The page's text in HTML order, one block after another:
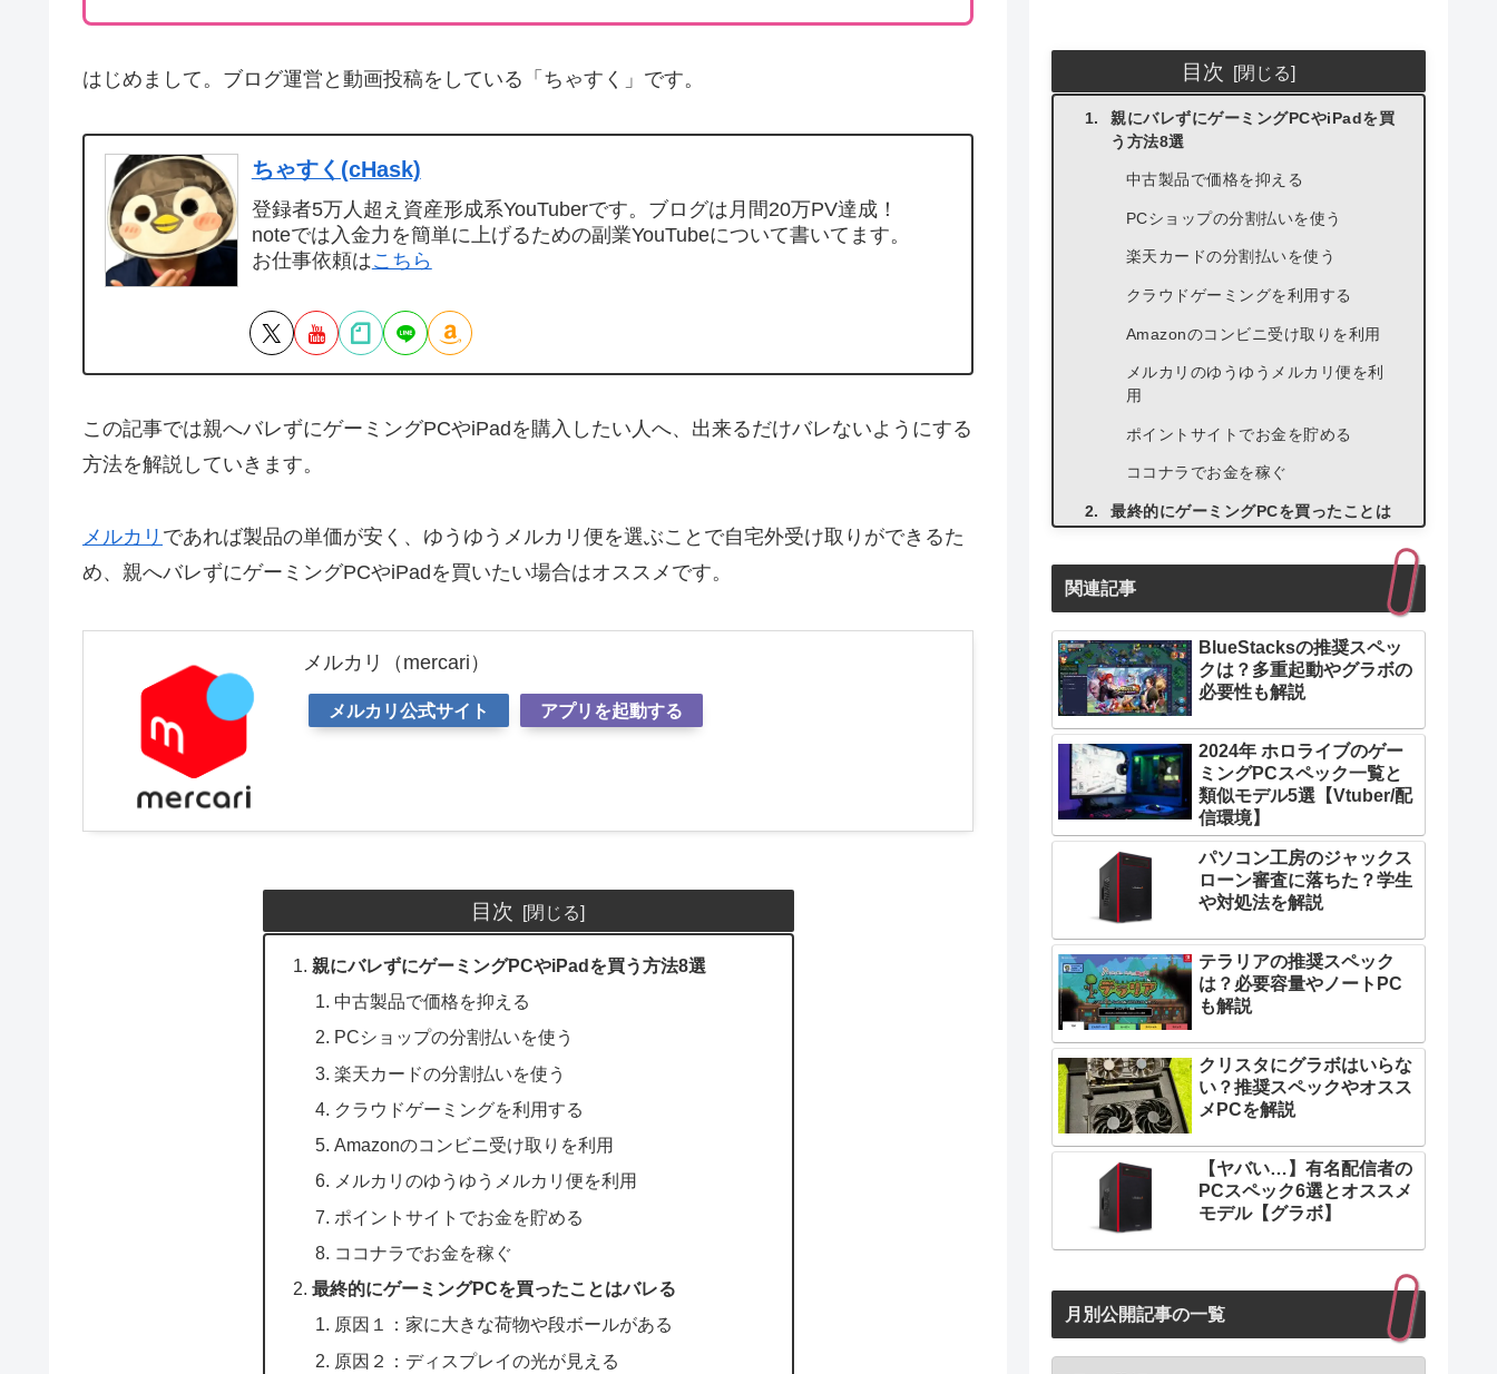
はじめまして。ブログ運営と動画投稿をしている「ちゃすく」です。
ちゃすく(cHask)
登録者5万人超え資産形成系YouTuberです。ブログは月間20万PV達成！
noteでは入金力を簡単に上げるための副業YouTubeについて書いてます。
お仕事依頼はこちら
この記事では親へバレずにゲーミングPCやiPadを購入したい人へ、出来るだけバレないようにする
方法を解説していきます。
メルカリ であれば製品の単価が安く、ゆうゆうメルカリ便を選ぶことで自宅外受け取りができるた
め、親へバレずにゲーミングPCやiPadを買いたい場合はオススメです。
メルカリ（mercari）
メルカリ公式サイト アプリを起動する
目次
親にバレずにゲーミングPCやiPadを買う方法8選
中古製品で価格を抑える
PCショップの分割払いを使う
楽天カードの分割払いを使う
クラウドゲーミングを利用する
Amazonのコンビニ受け取りを利用
メルカリのゆうゆうメルカリ便を利用
ポイントサイトでお金を貯める
ココナラでお金を稼ぐ
最終的にゲーミングPCを買ったことはバレる
原因１：家に大きな荷物や段ボールがある
原因２：ディスプレイの光が見える
目次
親にバレずにゲーミングPCやiPadを買
う方法8選
中古製品で価格を抑える
PCショップの分割払いを使う
楽天カードの分割払いを使う
クラウドゲーミングを利用する
Amazonのコンビニ受け取りを利用
メルカリのゆうゆうメルカリ便を利
用
ポイントサイトでお金を貯める
ココナラでお金を稼ぐ
最終的にゲーミングPCを買ったことは
がある
原因２：ディスプレイの光が見える
原因３：タイピング音が聞こえる
原因４：ゲーム中に叫ぶ声がうるさ
すぎる
原因５：行動が明らかにおかしい
原因６：電気代が高くなっている
親にゲーミングPCの購入がバレないよ
うにする方法５選
自分の力で購入用資金を貯める
ネットで注文した場合は出来るだけ
家にいる
PCやディスプレイを隠せる環境にす
ゲーミングPC購入後も生活スタイル
を変えない
電気代を節約する
クラウドゲーミングサービスもオスス
関連記事
BlueStacksの推奨スペッ
クは？多重起動やグラボの
必要性も解説
2024年 ホロライブのゲー
ミングPCスペック一覧と
類似モデル5選【Vtuber/配
信環境】
パソコン工房のジャックス
ローン審査に落ちた？学生
や対処法を解説
テラリアの推奨スペック
は？必要容量やノートPC
も解説
クリスタにグラボはいらな
い？推奨スペックやオスス
メPCを解説
【ヤバい…】有名配信者の
PCスペック6選とオススメ
モデル【グラボ】
月別公開記事の一覧